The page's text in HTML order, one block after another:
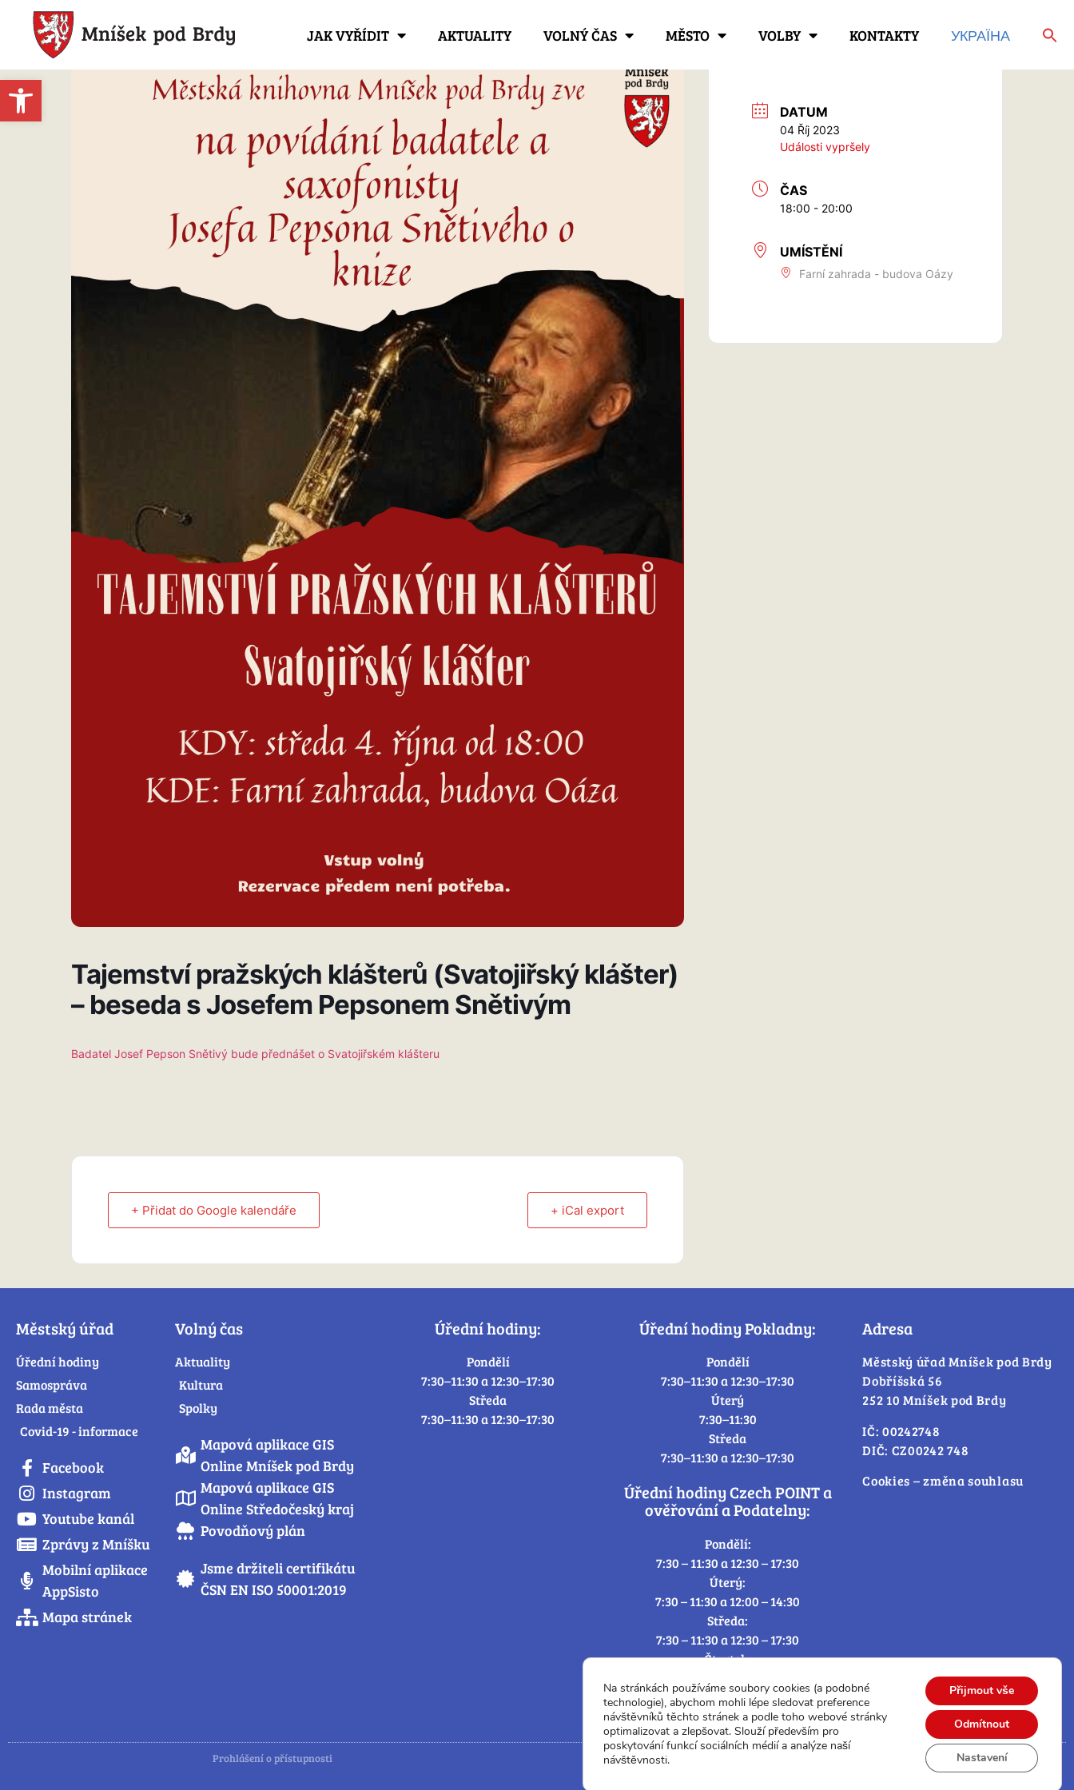
Open toolbar
JAK VYŘÍDIT AKTUALITY VOLNÝ ČAS MĚSTO VOLBY KONTAKTY УКРАЇНА
Tajemství pražských klášterů (Svatojiřský klášter)
– beseda s Josefem Pepsonem Snětivým
Badatel Josef Pepson Snětivý bude přednášet o Svatojiřském klášteru
+ Přidat do Google kalendáře + iCal export
DATUM
04 Říj 2023
Události vypršely
ČAS
18:00 - 20:00
UMÍSTĚNÍ
Farní zahrada - budova Oázy
Městský úřad
Úřední hodiny
Samospráva
Rada města
Covid-19 - informace
Facebook
Instagram
Youtube kanál
Zprávy z Mníšku
Mobilní aplikace
AppSisto
Mapa stránek
Volný čas
Aktuality
Kultura
Spolky
Mapová aplikace GIS
Online Mníšek pod Brdy
Mapová aplikace GIS
Online Středočeský kraj
Povodňový plán
Jsme držiteli certifikátu
ČSN EN ISO 50001:2019
Úřední hodiny:
Pondělí
7:30–11:30 a 12:30–17:30
Středa
7:30–11:30 a 12:30–17:30
Úřední hodiny Pokladny:
Pondělí
7:30–11:30 a 12:30–17:30
Úterý
7:30–11:30
Středa
7:30–11:30 a 12:30–17:30
Úřední hodiny Czech POINT a
ověřování a Podatelny:
Pondělí:
7:30 – 11:30 a 12:30 – 17:30
Úterý:
7:30 – 11:30 a 12:00 – 14:30
Středa:
7:30 – 11:30 a 12:30 – 17:30
Čtvrtek:
Pátek:
7:30 – 12:30
Adresa
Městský úřad Mníšek pod Brdy
Dobříšská 56
252 10 Mníšek pod Brdy
IČ: 00242748
DIČ: CZ00242 748
Cookies – změna souhlasu
Prohlášení o přístupnosti
Na stránkách používáme soubory cookies (a podobné
technologie), abychom mohli lépe sledovat preference
návštěvníků těchto stránek a podle toho webové stránky
optimalizovat a zlepšovat. Slouží především pro
poskytování funkcí sociálních médií a analýze naší
návštěvnosti.
Přijmout vše
Odmítnout
Nastavení